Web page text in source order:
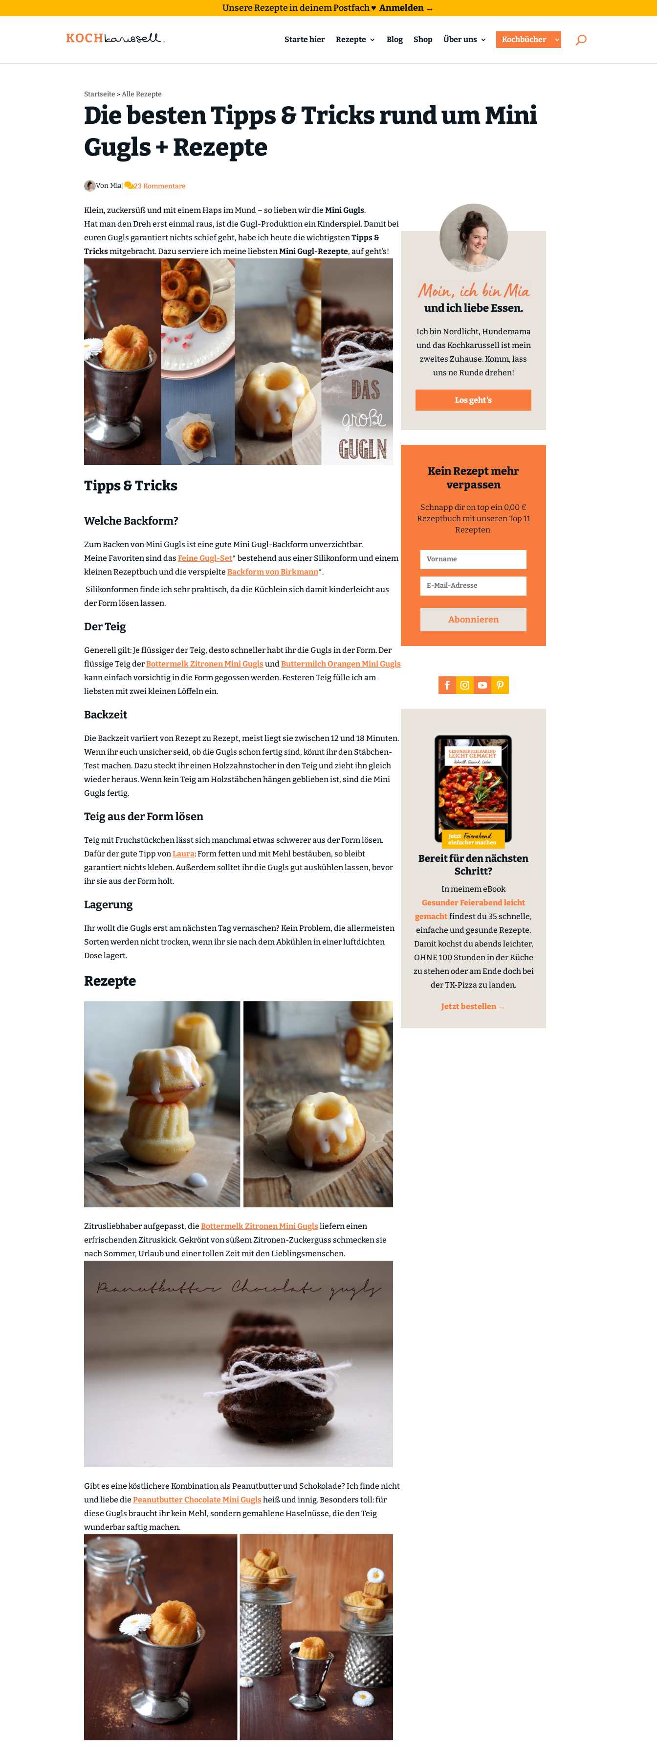
Unsere Rezepte in deinem Postfach♥ Anmelden →
Starte hier Rezepte Blog Shop Über uns Kochbücher
Startseite »Alle Rezepte
Die besten Tipps & Tricks rund um Mini
Gugls + Rezepte
Von Mia 23 Kommentare
Klein, zuckersüß und mit einem Haps im Mund – so lieben wir die Mini Gugls.
Hat man den Dreh erst einmal raus, ist die Gugl-Produktion ein Kinderspiel. Damit bei
euren Gugls garantiert nichts schief geht, habe ich heute die wichtigstenTipps &
Tricksmitgebracht. Dazu serviere ich meine liebstenMini Gugl-Rezepte, auf geht’s!
Tipps & Tricks
Welche Backform?
Zum Backen von Mini Gugls ist eine gute Mini Gugl-Backform unverzichtbar.
Meine Favoriten sind das Feine Gugl-Set* bestehend aus einer Silikonform und einem
kleinen Rezeptbuch und die verspielte Backform von Birkmann*.
Silikonformen finde ich sehr praktisch, da die Küchlein sich damit kinderleicht aus
der Form lösen lassen.
Der Teig
Generell gilt: Je flüssiger der Teig, desto schneller habt ihr die Gugls in der Form. Der
flüssige Teig derBottermelk Zitronen Mini Guglsund Buttermilch Orangen Mini Gugls
kann einfach vorsichtig in die Form gegossen werden. Festeren Teig fülle ich am
liebsten mit zwei kleinen Löffeln ein.
Backzeit
Die Backzeit variiert von Rezept zu Rezept, meist liegt sie zwischen 12 und 18 Minuten.
Wenn ihr euch unsicher seid, ob die Gugls schon fertig sind, könnt ihr den Stäbchen-
Test machen. Dazu steckt ihr einen Holzzahnstocher in den Teig und zieht ihn gleich
wieder heraus. Wenn kein Teig am Holzstäbchen hängen geblieben ist, sind die Mini
Gugls fertig.
Teig aus der Form lösen
Teig mit Fruchstückchen lässt sich manchmal etwas schwerer aus der Form lösen.
Dafür der gute Tipp von Laura: Form fetten und mit Mehl bestäuben, so bleibt
garantiert nichts kleben. Außerdem solltet ihr die Gugls gut auskühlen lassen, bevor
ihr sie aus der Form holt.
Lagerung
Ihr wollt die Gugls erst am nächsten Tag vernaschen? Kein Problem, die allermeisten
Sorten werden nicht trocken, wenn ihr sie nach dem Abkühlen in einer luftdichten
Dose lagert.
Rezepte
Zitrusliebhaber aufgepasst, die Bottermelk Zitronen Mini Guglsliefern einen
erfrischenden Zitruskick. Gekrönt von süßem Zitronen-Zuckerguss schmecken sie
nach Sommer, Urlaub und einer tollen Zeit mit den Lieblingsmenschen.
Gibt es eine köstlichere Kombination als Peanutbutter und Schokolade? Ich finde nicht
und liebe die Peanutbutter Chocolate Mini Guglsheiß und innig. Besonders toll: für
diese Gugls braucht ihr kein Mehl, sondern gemahlene Haselnüsse, die den Teig
wunderbar saftig machen.
und ich liebe Essen.
Ich bin Nordlicht, Hundemama
und das Kochkarussell ist mein
zweites Zuhause. Komm, lass
uns ne Runde drehen!
Los geht's
Kein Rezept mehr
verpassen
Schnapp dir on top ein 0,00 €
Rezeptbuch mit unseren Top 11
Rezepten.
Abonnieren
Bereit für den nächsten
Schritt?
In meinem eBook
Gesunder Feierabend leicht
gemachtfindest du 35 schnelle,
einfache und gesunde Rezepte.
Damit kochst du abends leichter,
OHNE 100 Stunden in der Küche
zu stehen oder am Ende doch bei
der TK-Pizza zu landen.
Jetzt bestellen →